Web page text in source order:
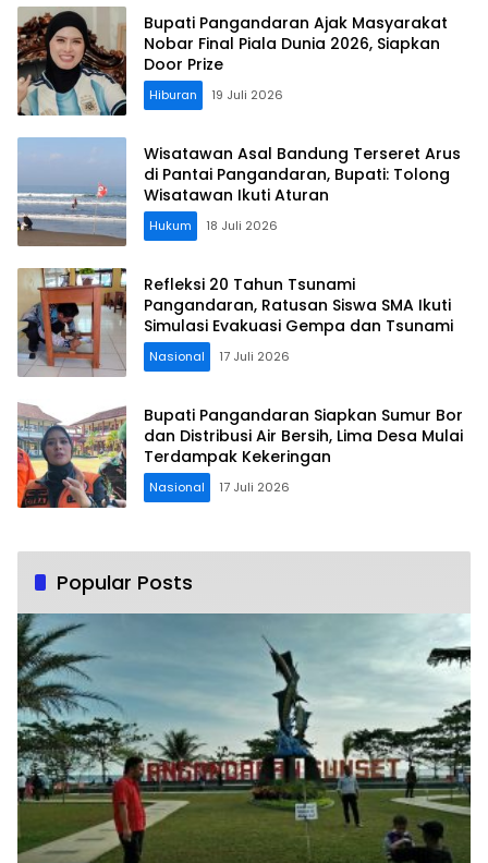
Bupati Pangandaran Ajak Masyarakat
Nobar Final Piala Dunia 2026, Siapkan
Door Prize
Hiburan 19 Juli 2026
Wisatawan Asal Bandung Terseret Arus
di Pantai Pangandaran, Bupati: Tolong
Wisatawan Ikuti Aturan
Hukum 18 Juli 2026
Refleksi 20 Tahun Tsunami
Pangandaran, Ratusan Siswa SMA Ikuti
Simulasi Evakuasi Gempa dan Tsunami
Nasional 17 Juli 2026
Bupati Pangandaran Siapkan Sumur Bor
dan Distribusi Air Bersih, Lima Desa Mulai
Terdampak Kekeringan
Nasional 17 Juli 2026
Popular Posts